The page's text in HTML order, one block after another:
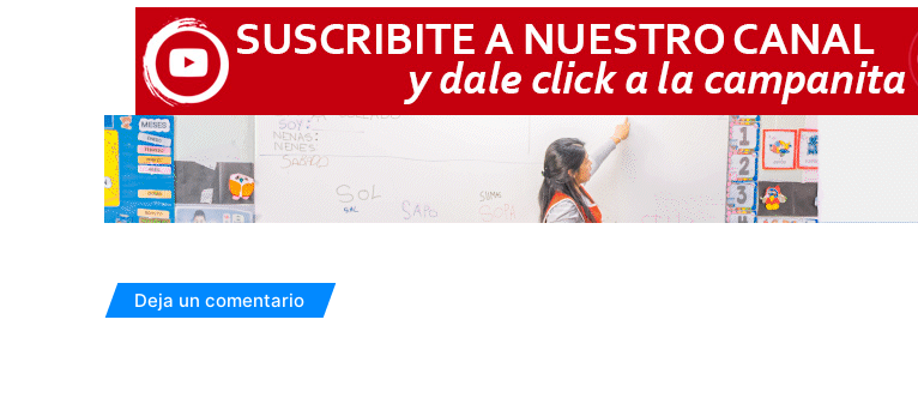
Deja un comentario